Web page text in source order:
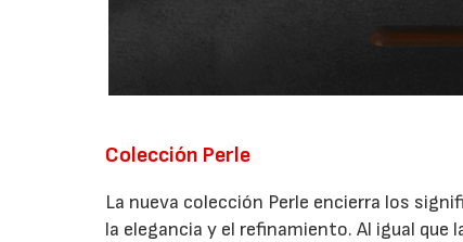
Colección Perle
La nueva colección Perle encierra los
la elegancia y el refinamiento. Al igual que